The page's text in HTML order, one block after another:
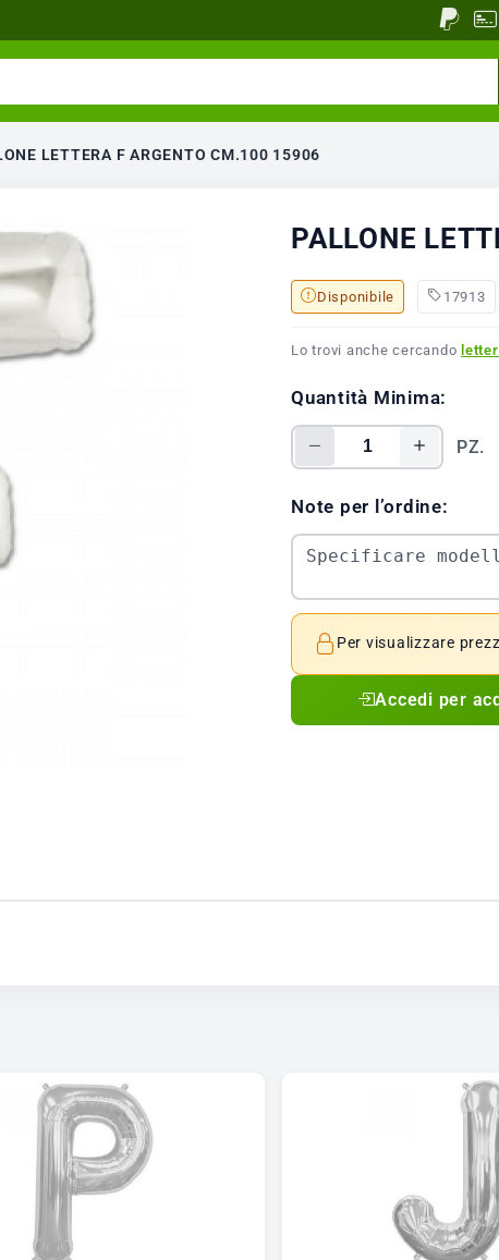
LETTERA F ARGENTO CM.100 15906
PALLONE
Disponibile 17913
Lo trovi anche cercando
Quantità Minima:
PZ.
Note per l’ordine:
Per visualizzare
Accedi per